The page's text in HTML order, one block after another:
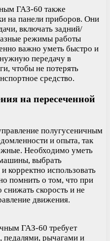
ГАЗ-60 также
на панели приборов. Они
включать задний/
режимы работы
важно уметь быстро и
передачу в
чтобы не потерять
средство.
на пересеченной
полугусеничным
и опыта, так
Необходимо уметь
выбрать
корректно использовать
помнить о том, что при
скорость и не
движения.
ГАЗ-60 требует
педалями, рычагами и